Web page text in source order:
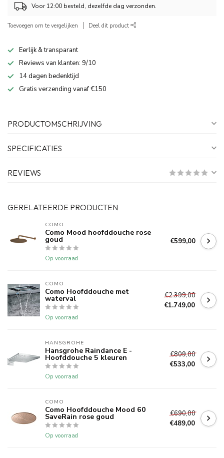
Voor 12:00 besteld, dezelfde dag verzonden.
Toevoegen om te vergelijken Deel dit product
Eerlijk & transparant
Reviews van klanten: 9/10
14 dagen bedenktijd
Gratis verzending vanaf €150
PRODUCTOMSCHRIJVING
SPECIFICATIES
REVIEWS
GERELATEERDE PRODUCTEN
COMO
Como Mood hoofddouche rose
goud
Op voorraad
€599,00
COMO
Como Hoofddouche met
waterval
Op voorraad
€2.399,00
€1.749,00
HANSGROHE
Hansgrohe Raindance E -
Hoofddouche 5 kleuren
Op voorraad
€809,00
€533,00
COMO
Como Hoofddouche Mood 60
SaveRain rose goud
Op voorraad
€690,00
€489,00